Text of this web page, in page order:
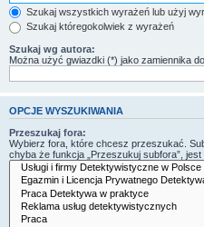
Szukaj wszystkich wyrażeń lub użyj
Szukaj któregokolwiek z wyrażeń
Szukaj wg autora:
Można użyć gwiazdki (*) jako zamiennika
OPCJE WYSZUKIWANIA
Przeszukaj fora:
Wybierz fora, które chcesz przeszukać.
chyba że funkcja „Przeszukuj subfora”, jest